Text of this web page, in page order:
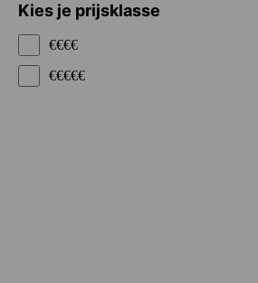
Kies je prijsklasse
€€€€
€€€€€